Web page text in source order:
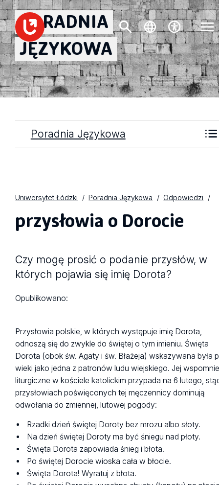
PORADNIA
JĘZYKOWA
Poradnia Językowa
Uniwersytet Łódzki Poradnia Językowa Odpowiedzi
przysłowia o Dorocie
Czy mogę prosić o podanie przysłów, w
których pojawia się imię Dorota?
Opublikowano:
Przysłowia polskie, w których występuje imię Dorota,
odnoszą się do zwykle do świętej o tym imieniu. Święta
Dorota (obok św. Agaty i św. Błażeja) wskazywana była
wieki jako jedna z patronów ludu wiejskiego. Jej
liturgiczne w kościele katolickim przypada na 6 lutego,
przysłowiach poświęconych tej męczennicy dominują
odwołania do zmiennej, lutowej pogody:
Rzadki dzień świętej Doroty bez mrozu albo słoty.
Na dzień świętej Doroty ma być śniegu nad płoty.
Święta Dorota zapowiada śnieg i błota.
Po świętej Dorocie wioska cała w błocie.
Święta Dorota! Wyratuj z błota.